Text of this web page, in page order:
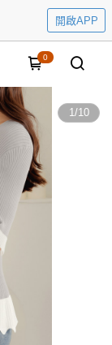
開啟APP
0
1/10